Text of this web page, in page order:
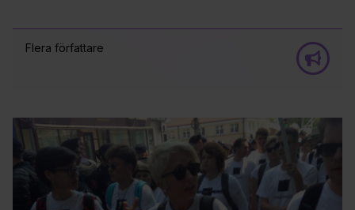
Flera författare